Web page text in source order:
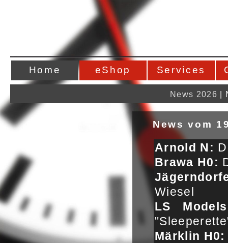
Home eShop Services
News 2026
News vom
Arnold N:
Brawa H0:
Wiesel
LS
Märklin H0: